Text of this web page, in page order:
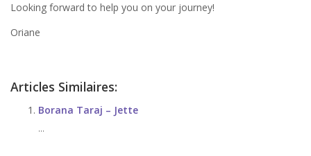
Looking forward to help you on your journey!
Oriane
Articles Similaires:
Borana Taraj – Jette
...